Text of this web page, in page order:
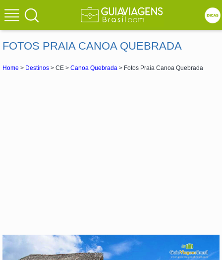
FOTOS PRAIA CANOA QUEBRADA
Home > Destinos > CE > Canoa Quebrada > Fotos Praia Canoa Quebrada